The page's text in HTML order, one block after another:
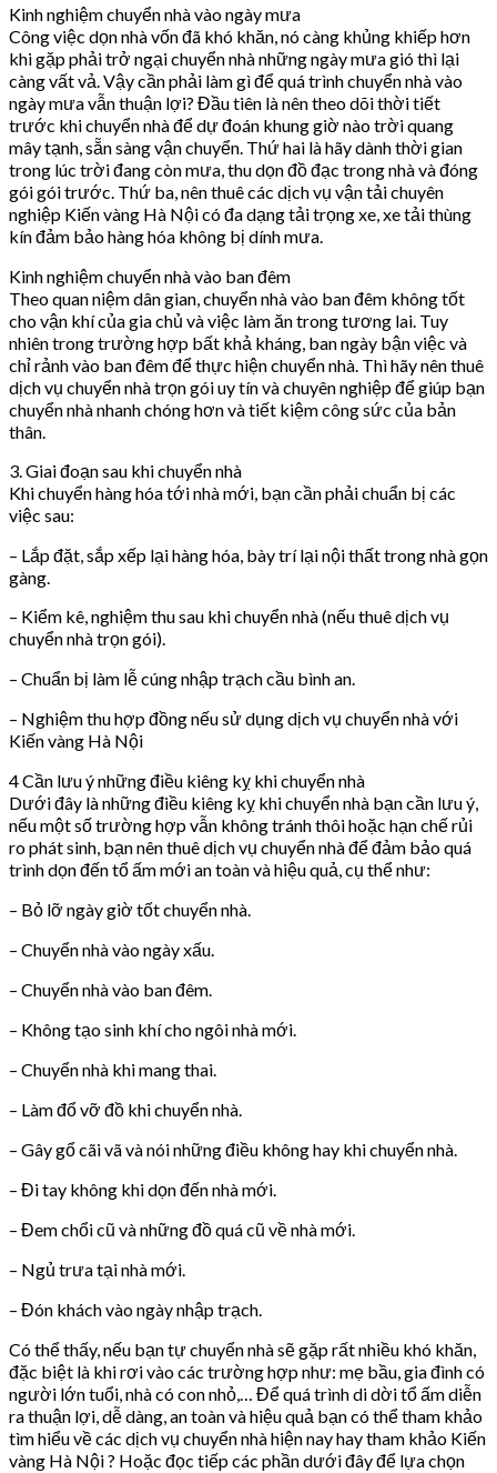
Kinh nghiệm chuyển nhà vào ngày mưa
Công việc dọn nhà vốn đã khó khăn, nó càng khủng khiếp hơn
khi gặp phải trở ngại chuyển nhà những ngày mưa gió thì lại
càng vất vả. Vậy cần phải làm gì để quá trình chuyển nhà vào
ngày mưa vẫn thuận lợi? Đầu tiên là nên theo dõi thời tiết
trước khi chuyển nhà để dự đoán khung giờ nào trời quang
mây tạnh, sẵn sàng vận chuyển. Thứ hai là hãy dành thời gian
trong lúc trời đang còn mưa, thu dọn đồ đạc trong nhà và đóng
gói gói trước. Thứ ba, nên thuê các dịch vụ vận tải chuyên
nghiệp Kiến vàng Hà Nội có đa dạng tải trọng xe, xe tải thùng
kín đảm bảo hàng hóa không bị dính mưa.
Kinh nghiệm chuyển nhà vào ban đêm
Theo quan niệm dân gian, chuyển nhà vào ban đêm không tốt
cho vận khí của gia chủ và việc làm ăn trong tương lai. Tuy
nhiên trong trường hợp bất khả kháng, ban ngày bận việc và
chỉ rảnh vào ban đêm để thực hiện chuyển nhà. Thì hãy nên thuê
dịch vụ chuyển nhà trọn gói uy tín và chuyên nghiệp để giúp bạn
chuyển nhà nhanh chóng hơn và tiết kiệm công sức của bản
thân.
3. Giai đoạn sau khi chuyển nhà
Khi chuyển hàng hóa tới nhà mới, bạn cần phải chuẩn bị các
việc sau:
– Lắp đặt, sắp xếp lại hàng hóa, bày trí lại nội thất trong nhà gọn
gàng.
– Kiểm kê, nghiệm thu sau khi chuyển nhà (nếu thuê dịch vụ
chuyển nhà trọn gói).
– Chuẩn bị làm lễ cúng nhập trạch cầu bình an.
– Nghiệm thu hợp đồng nếu sử dụng dịch vụ chuyển nhà với
Kiến vàng Hà Nội
4 Cần lưu ý những điều kiêng kỵ khi chuyển nhà
Dưới đây là những điều kiêng kỵ khi chuyển nhà bạn cần lưu ý,
nếu một số trường hợp vẫn không tránh thôi hoặc hạn chế rủi
ro phát sinh, bạn nên thuê dịch vụ chuyển nhà để đảm bảo quá
trình dọn đến tổ ấm mới an toàn và hiệu quả, cụ thể như:
– Bỏ lỡ ngày giờ tốt chuyển nhà.
– Chuyển nhà vào ngày xấu.
– Chuyển nhà vào ban đêm.
– Không tạo sinh khí cho ngôi nhà mới.
– Chuyển nhà khi mang thai.
– Làm đổ vỡ đồ khi chuyển nhà.
– Gây gổ cãi vã và nói những điều không hay khi chuyển nhà.
– Đi tay không khi dọn đến nhà mới.
– Đem chổi cũ và những đồ quá cũ về nhà mới.
– Ngủ trưa tại nhà mới.
– Đón khách vào ngày nhập trạch.
Có thể thấy, nếu bạn tự chuyển nhà sẽ gặp rất nhiều khó khăn,
đặc biệt là khi rơi vào các trường hợp như: mẹ bầu, gia đình có
người lớn tuổi, nhà có con nhỏ,… Để quá trình di dời tổ ấm diễn
ra thuận lợi, dễ dàng, an toàn và hiệu quả bạn có thể tham khảo
tìm hiểu về các dịch vụ chuyển nhà hiện nay hay tham khảo Kiến
vàng Hà Nội ? Hoặc đọc tiếp các phần dưới đây để lựa chọn